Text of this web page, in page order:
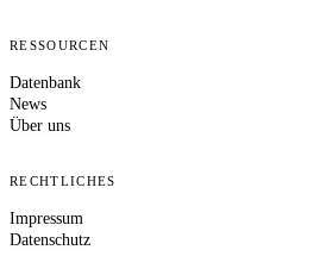
RESSOURCEN
Datenbank
News
Über uns
RECHTLICHES
Impressum
Datenschutz